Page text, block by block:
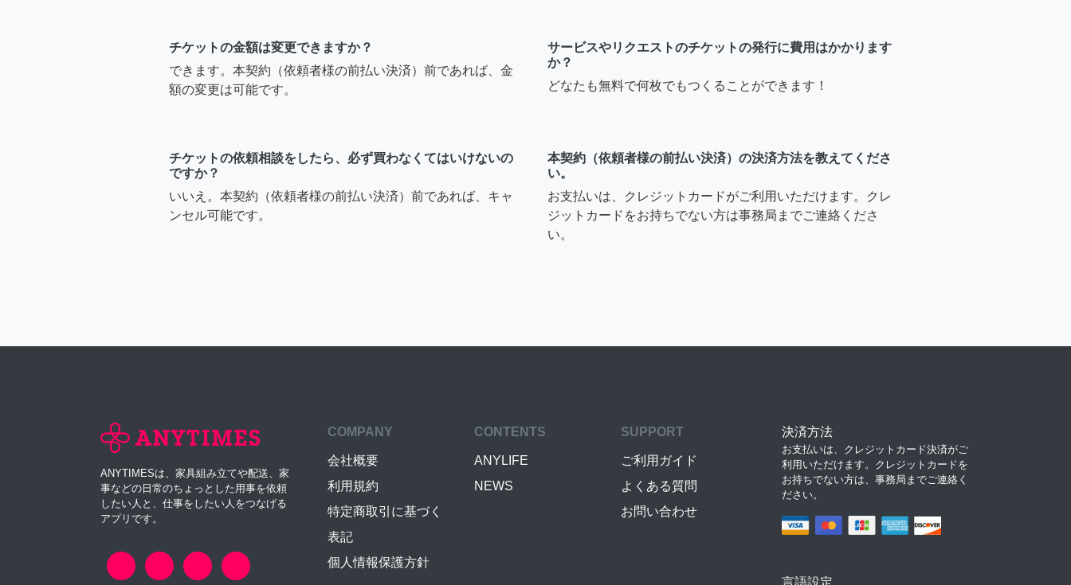
チケットの金額は変更できますか？
できます。本契約（依頼者様の前払い決済）前であれば、金
額の変更は可能です。
サービスやリクエストのチケットの発行に費用はかかります
か？
どなたも無料で何枚でもつくることができます！
チケットの依頼相談をしたら、必ず買わなくてはいけないの
ですか？
いいえ。本契約（依頼者様の前払い決済）前であれば、キャ
ンセル可能です。
本契約（依頼者様の前払い決済）の決済方法を教えてくださ
い。
お支払いは、クレジットカードがご利用いただけます。クレ
ジットカードをお持ちでない方は事務局までご連絡くださ
い。
ANYTIMESは、家具組み立てや配送、家
事などの日常のちょっとした用事を依頼
したい人と、仕事をしたい人をつなげる
アプリです。
COMPANY
会社概要
利用規約
特定商取引に基づく
表記
個人情報保護方針
CONTENTS
ANYLIFE
NEWS
SUPPORT
ご利用ガイド
よくある質問
お問い合わせ
決済方法
お支払いは、クレジットカード決済がご
利用いただけます。クレジットカードを
お持ちでない方は、事務局までご連絡く
ださい。
言語設定